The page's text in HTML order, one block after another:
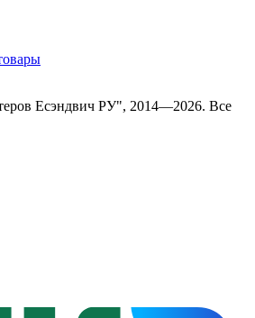
Есэндвич РУ", 2014—2026. Все